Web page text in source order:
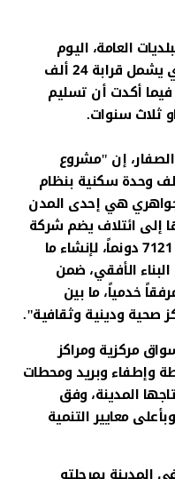
العامة، اليوم
السبت، أن مشروع مدينة الجواهري يشمل قرابة 24 ألف
فيما أكدت أن تسليم
ثلاث سنوات.
إن "مشروع
الجواهري يشمل قرابة 24 ألف وحدة سكنية بنظام
هي إحدى المدن
إلى ائتلاف يضم شركة
عراقية وأخرى صينية، على مساحة 7121 دونماً، لإنشاء ما
البناء الأفقي، ضمن
متكاملة تضم أكثر من 370 مرفقاً خدمياً، ما بين
صحية ودينية وثقافية".
مركزية ومراكز
وإطفاء وبريد ومحطات
المدينة، وفق
معايير التنمية